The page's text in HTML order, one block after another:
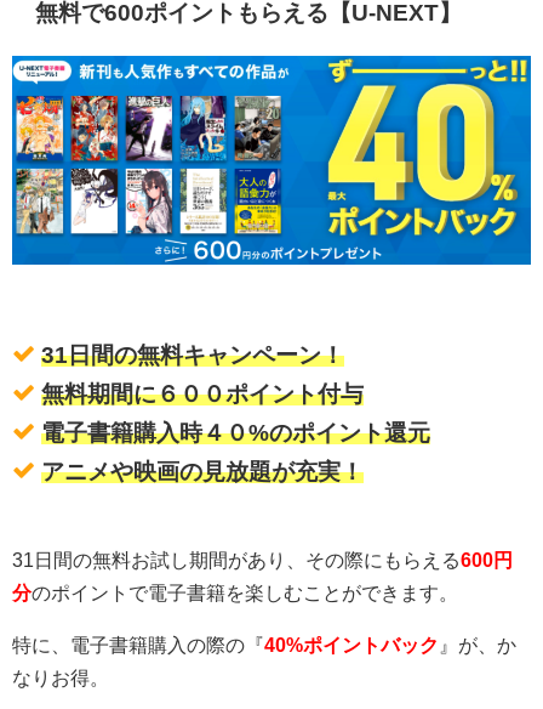
無料で600ポイントもらえる【U-NEXT】
31日間の無料キャンペーン！
無料期間に６００ポイント付与
電子書籍購入時４０%のポイント還元
アニメや映画の見放題が充実！
31日間の無料お試し期間があり、その際にもらえる600円
分のポイントで電子書籍を楽しむことができます。
特に、電子書籍購入の際の『40%ポイントバック 』が、か
なりお得。